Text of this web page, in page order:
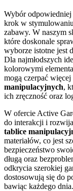
Wybór odpowiedniej
krok w
zabawy. W naszym
które doskonale
wyborze istotne jest
Dla najmłodszych
kolorowymi
mogą czerpać
manipulacyjnych,
ich zręczność oraz
W ofercie Active
do interakcji i
tablice
materiałów, co jest
bezpieczeństwo
długą oraz
odkrycia szerokiej
dostosowują się do
bawiąc każdego dnia.